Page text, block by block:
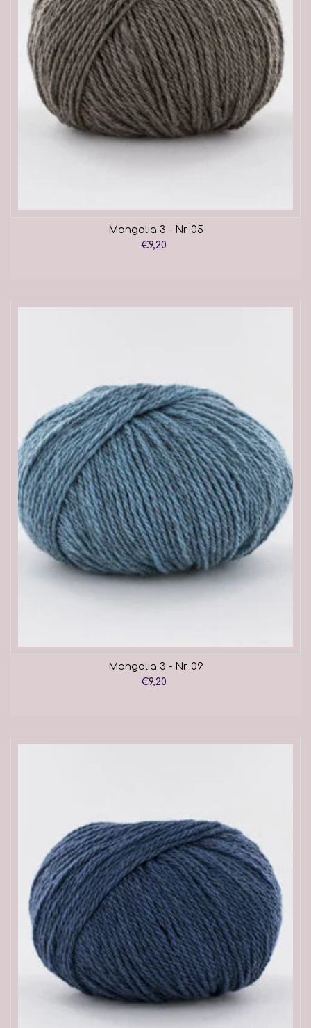
Mongolia 3 - Nr. 05
€9,20
Mongolia 3 - Nr. 09
€9,20